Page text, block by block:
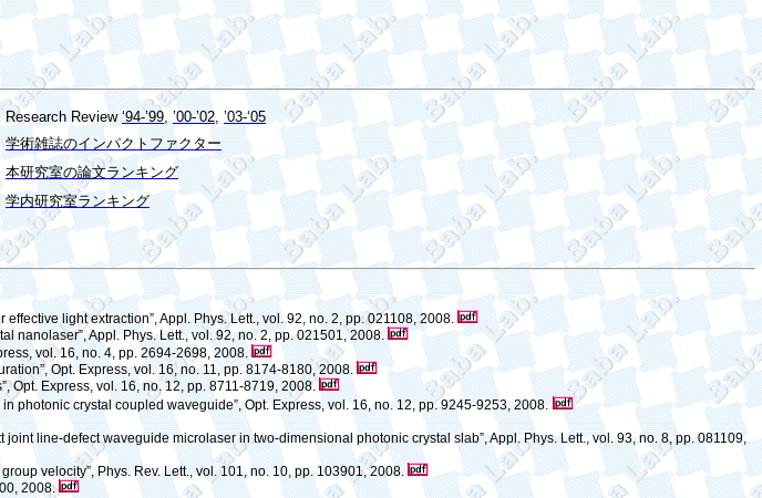
Research Review ‘94-’99,’00-’02, ’03-‘05
学術雑誌のインパクトファクター
本研究室の論文ランキング
学内研究室ランキング
light extraction”, Appl. Phys. Lett., vol. 92, no. 2, pp. 021108, 2008.
nanolaser”, Appl. Phys. Lett., vol. 92, no. 2, pp. 021501, 2008.
vol. 16, no. 4, pp. 2694-2698, 2008.
Opt. Express, vol. 16, no. 11, pp. 8174-8180, 2008.
Opt. Express, vol. 16, no. 12, pp. 8711-8719, 2008.
photonic crystal coupled waveguide”, Opt. Express, vol. 16, no. 12, pp. 9245-9253, 2008.
line-defect waveguide microlaser in two-dimensional photonic crystal slab”, Appl. Phys. Lett., vol. 93, no. 8, pp. 081109,
velocity”, Phys. Rev. Lett., vol. 101, no. 10, pp. 103901, 2008.
2008.